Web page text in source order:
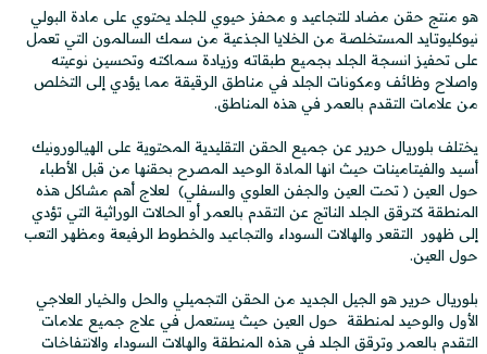
هو منتج حقن مضاد للتجاعيد و محفز حيوي للجلد يحتوي على مادة البولي
نيوكليوتايد المستخلصة من الخلايا الجذعية من سمك السالمون التي تعمل
على تحفيز انسجة الجلد بجميع طبقاته وزيادة سماكته وتحسين نوعيته
واصلاح وظائف ومكونات الجلد في مناطق الرقيقة مما يؤدي إلى التخلص
من علامات التقدم بالعمر في هذه المناطق.
يختلف بلوريال حرير عن جميع الحقن التقليدية المحتوية على الهيالورونيك
أسيد والفيتامينات حيث انها المادة الوحيد المصرح بحقنها من قبل الأطباء
حول العين ( تحت العين والجفن العلوي والسفلي) لعلاج أهم مشاكل هذه
المنطقة كترقق الجلد الناتج عن التقدم بالعمر أو الحالات الوراثية التي تؤدي
إلى ظهور التقعر والهالات السوداء والتجاعيد والخطوط الرفيعة ومظهر التعب
حول العين.
بلوريال حرير هو الجيل الجديد من الحقن التجميلي والحل والخيار العلاجي
الأول والوحيد لمنطقة حول العين حيث يستعمل في علاج جميع علامات
التقدم بالعمر وترقق الجلد في هذه المنطقة والهالات السوداء والانتفاخات